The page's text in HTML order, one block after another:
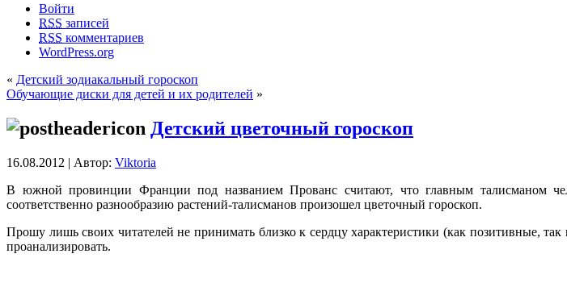
Войти
RSS записей
RSS комментариев
WordPress.org
« Детский зодиакальный гороскоп
Обучающие диски для детей и их родителей »
Детский цветочный гороскоп
16.08.2012 | Автор: Viktoria
В южной провинции Франции под названием Прованс считают, что главным талисманом
соответственно разнообразию растений-талисманов произошел цветочный гороскоп.
Прошу лишь своих читателей не принимать близко к сердцу характеристики (как позитивные,
проанализировать.